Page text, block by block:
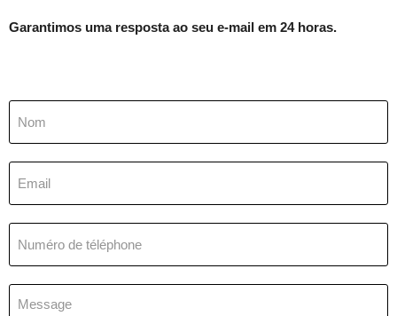
Garantimos uma resposta ao seu e-mail em 24 horas.
Nom
Email
Numéro de téléphone
Message